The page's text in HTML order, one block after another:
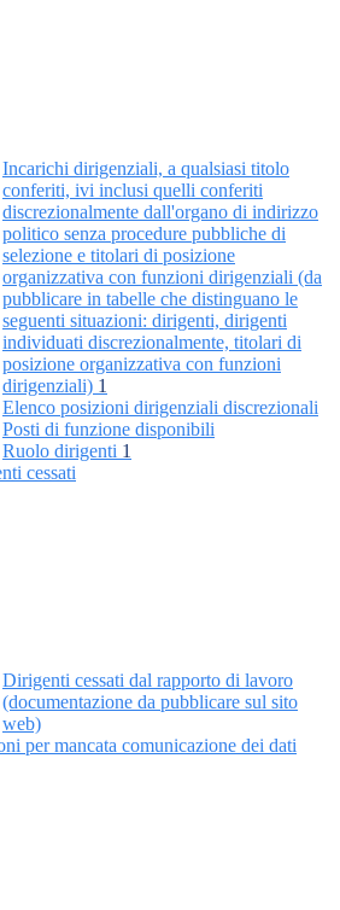
Incarichi dirigenziali, a qualsiasi titolo
conferiti, ivi inclusi quelli conferiti
discrezionalmente dall'organo di indirizzo
politico senza procedure pubbliche di
selezione e titolari di posizione
organizzativa con funzioni dirigenziali (da
pubblicare in tabelle che distinguano le
seguenti situazioni: dirigenti, dirigenti
individuati discrezionalmente, titolari di
posizione organizzativa con funzioni
dirigenziali) 1
Elenco posizioni dirigenziali discrezionali
Posti di funzione disponibili
Ruolo dirigenti 1
cessati
Dirigenti cessati dal rapporto di lavoro
(documentazione da pubblicare sul sito
web)
per mancata comunicazione dei dati